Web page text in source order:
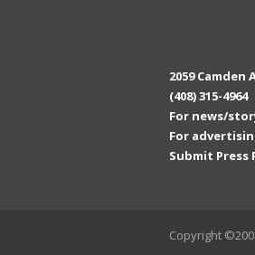
2059 Camden
(408) 315-4964
For news/
For
Submit Press
Copyright